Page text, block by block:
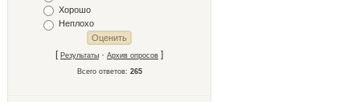
Хорошо
Неплохо
[ Результаты · Архив опросов ]
Всего ответов: 265